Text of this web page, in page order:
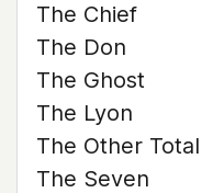
The Chief
The Don
The Ghost
The Lyon
The Other Total
The Seven